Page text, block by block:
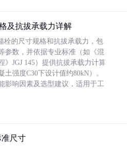
及抗拔承载力详解
栓的尺寸规格和抗拔承载力，包
参数，并依据专业标准（如《混
》JGJ 145）提供抗拔承载力计算
强度C30下设计值约80kN）。
影响因素及选型建议，适用于工
准尺寸